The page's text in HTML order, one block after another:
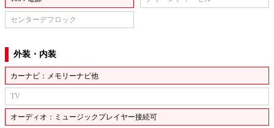
センターデフロック
外装・内装
カーナビ：メモリーナビ他
TV
オーディオ：ミュージックプレイヤー接続可